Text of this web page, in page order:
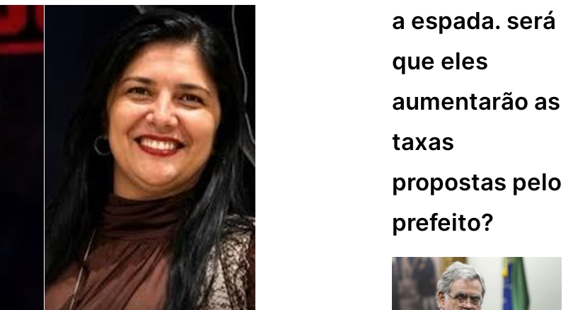
a espada. será
que eles
aumentarão as
taxas
propostas pelo
prefeito?